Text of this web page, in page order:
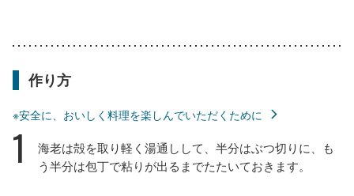
作り方
※安全に、おいしく料理を楽しんでいただくために
1
海老は殻を取り軽く湯通しして、半分はぶつ切りに、も
う半分は包丁で粘りが出るまでたたいておきます。